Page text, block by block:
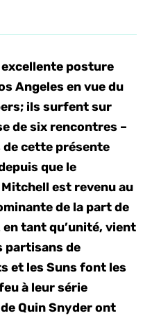
excellente posture
Angeles en vue du
ils surfent sur
de six rencontres –
de cette présente
que le
est revenu au
de la part de
en tant qu’unité, vient
partisans de
et les Suns font les
à leur série
Quin Snyder ont